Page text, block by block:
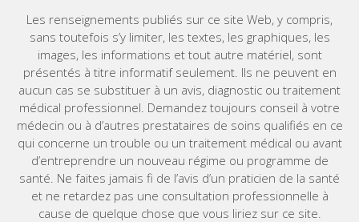
Les renseignements publiés sur ce site Web, y compris,
sans toutefois s’y limiter, les textes, les graphiques, les
images, les informations et tout autre matériel, sont
présentés à titre informatif seulement. Ils ne peuvent en
aucun cas se substituer à un avis, diagnostic ou traitement
médical professionnel. Demandez toujours conseil à votre
médecin ou à d’autres prestataires de soins qualifiés en ce
qui concerne un trouble ou un traitement médical ou avant
d’entreprendre un nouveau régime ou programme de
santé. Ne faites jamais fi de l’avis d’un praticien de la santé
et ne retardez pas une consultation professionnelle à
cause de quelque chose que vous liriez sur ce site.